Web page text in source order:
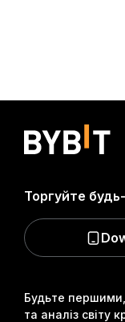
Будьте
та аналіз світу
Торгуйте